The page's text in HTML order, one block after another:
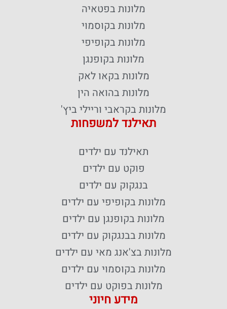
מלונות בפטאיה
מלונות בקוסמוי
מלונות בקופיפי
מלונות בקופנגן
מלונות בקאו לאק
מלונות בהואה הין
מלונות בקראבי וריילי ביץ'
תאילנד למשפחות
תאילנד עם ילדים
פוקט עם ילדים
בנגקוק עם ילדים
מלונות בקופיפי עם ילדים
מלונות בקופנגן עם ילדים
מלונות בבנגקוק עם ילדים
מלונות בצ'אנג מאי עם ילדים
מלונות בקוסמוי עם ילדים
מלונות בפוקט עם ילדים
מידע חיוני